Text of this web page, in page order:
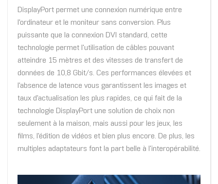
DisplayPort permet une connexion numérique entre
l'ordinateur et le moniteur sans conversion. Plus
puissante que la connexion DVI standard, cette
technologie permet l'utilisation de câbles pouvant
atteindre 15 mètres et des vitesses de transfert de
données de 10,8 Gbit/s. Ces performances élevées et
l'absence de latence vous garantissent les images et
taux d'actualisation les plus rapides, ce qui fait de la
technologie DisplayPort une solution de choix non
seulement à la maison, mais aussi pour les jeux, les
films, l'édition de vidéos et bien plus encore. De plus, les
multiples adaptateurs font la part belle à l'interopérabilité.